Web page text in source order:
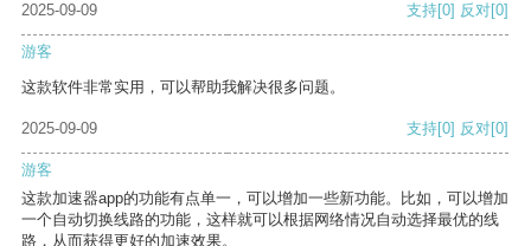
2025-09-09
支持[0] 反对[0]
游客
这款软件非常实用，可以帮助我解决很多问题。
2025-09-09 支持[0] 反对[0]
游客
这款加速器app的功能有点单一，可以增加一些新功能。比如，可以增加
一个自动切换线路的功能，这样就可以根据网络情况自动选择最优的线
路，从而获得更好的加速效果。